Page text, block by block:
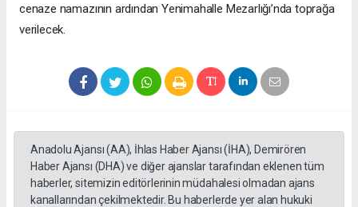
cenaze namazının ardından Yenimahalle Mezarlığı’nda toprağa
verilecek.
Anadolu Ajansı (AA), İhlas Haber Ajansı (İHA), Demirören
Haber Ajansı (DHA) ve diğer ajanslar tarafından eklenen tüm
haberler, sitemizin editörlerinin müdahalesi olmadan ajans
kanallarından çekilmektedir. Bu haberlerde yer alan hukuki